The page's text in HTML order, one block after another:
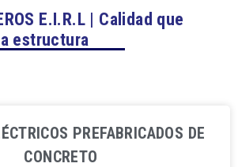
E.I.R.L | Calidad que
estructura
PREFABRICADOS DE
CONCRETO